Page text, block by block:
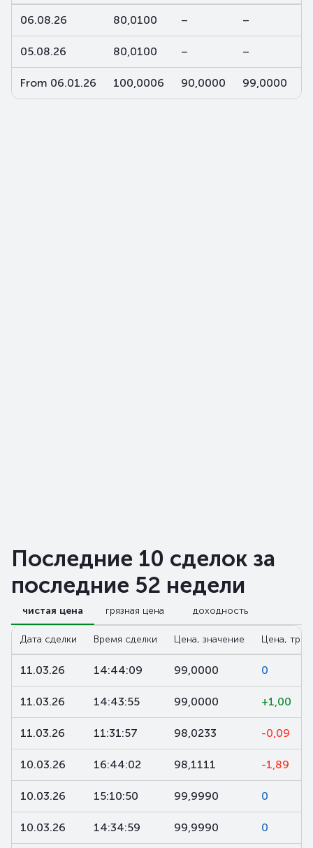
06.08.26 80,0100 – –
05.08.26 80,0100 – –
From 06.01.26 100,0006 90,0000 99,0000
Последние 10 сделок за
последние 52 недели
чистая цена грязная цена доходность
Дата сделки Время сделки Цена, значение Цена,
11.03.26 14:44:09 99,0000 0
11.03.26 14:43:55 99,0000 +1,00
11.03.26 11:31:57 98,0233 -0,09
10.03.26 16:44:02 98,1111 -1,89
10.03.26 15:10:50 99,9990 0
10.03.26 14:34:59 99,9990 0